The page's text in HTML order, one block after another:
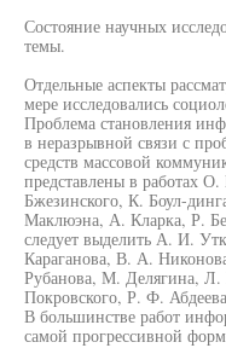
Состояние научных
темы.
Отдельные аспекты
мере исследовались
Проблема становления
в неразрывной связи с
средств массовой
представлены в работах
Бжезинского, К. Боул-
Маклюэна, А. Кларка, Р.
следует выделить А. И.
Караганова, В. А.
Рубанова, М. Делягина,
Покровского, Р. Ф.
В большинстве работ
самой прогрессивной